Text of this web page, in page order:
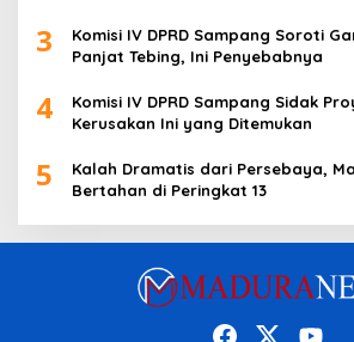
3
Komisi IV DPRD Sampang Soroti
Panjat Tebing, Ini Penyebabnya
4
Komisi IV DPRD Sampang Sidak
Kerusakan Ini yang Ditemukan
5
Kalah Dramatis dari Persebaya,
Bertahan di Peringkat 13